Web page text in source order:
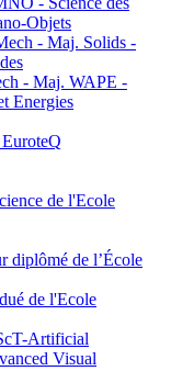
Objets
- Maj. Solids -
- Maj. WAPE -
Energies
de l'Ecole
diplômé de l’École
de l'Ecole
Artificial
Visual